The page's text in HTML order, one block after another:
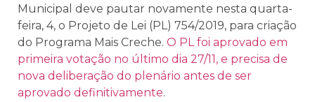
Municipal deve pautar novamente nesta quarta-
feira, 4, o Projeto de Lei (PL) 754/2019, para criação
do Programa Mais Creche. O PL foi aprovado em
primeira votação no último dia 27/11, e precisa de
nova deliberação do plenário antes de ser
aprovado definitivamente.